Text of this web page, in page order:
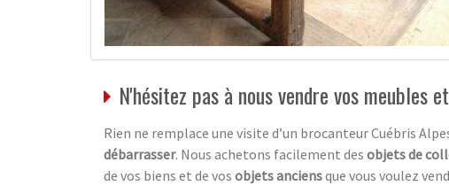
N'hésitez pas à nous vendre vos meubles
Rien ne remplace une visite d’un brocanteur Cuébris
débarrasser. Nous achetons facilement des objets de
de vos biens et de vos objets anciensque vous voulez